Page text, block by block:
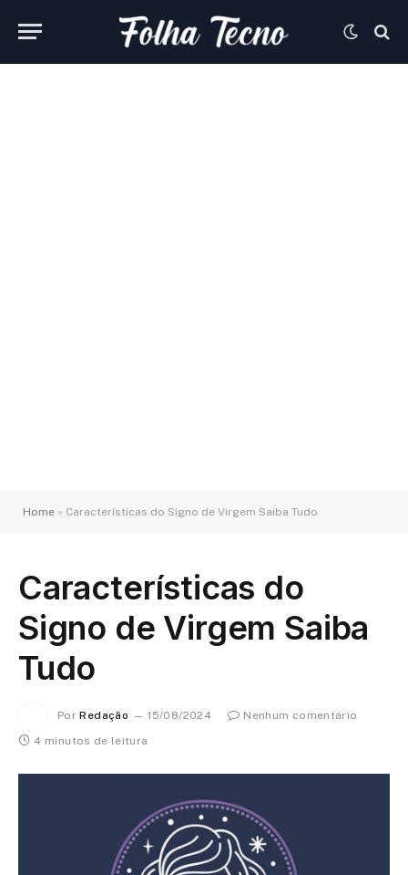
Home » Características do Signo de Virgem Saiba Tudo
Características do
Signo de Virgem Saiba
Tudo
Por Redação 15/08/2024
Nenhum comentário
4 minutos de leitura